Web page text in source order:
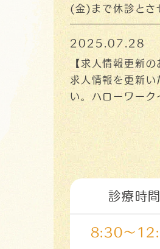
(金)まで休診と
す。よろしくお
2025.07.28
【求人情報更新
求人情報を更新
い。ハローワー
てご参照下さい
診療時
8:30～